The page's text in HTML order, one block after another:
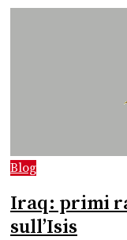
Blog
Iraq: primi
sull’Isis